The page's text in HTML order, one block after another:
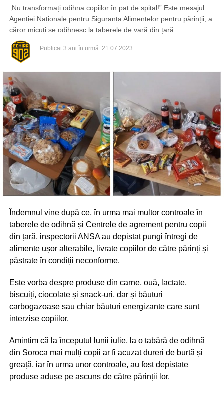
„Nu transformați odihna copiilor în pat de spital!” Este mesajul
Agenției Naționale pentru Siguranța Alimentelor pentru părinții, a
căror micuți se odihnesc la taberele de vară din țară.
Publicat 3 ani în urmă 21.07.2023
Îndemnul vine după ce, în urma mai multor controale în
taberele de odihnă și Centrele de agrement pentru copii
din țară, inspectorii ANSA au depistat pungi întregi de
alimente ușor alterabile, livrate copiilor de către părinți și
păstrate în condiții neconforme.
Este vorba despre produse din carne, ouă, lactate,
biscuiți, ciocolate și snack-uri, dar și băuturi
carbogazoase sau chiar băuturi energizante care sunt
interzise copiilor.
Amintim că la începutul lunii iulie, la o tabără de odihnă
din Soroca mai mulți copii ar fi acuzat dureri de burtă și
greață, iar în urma unor controale, au fost depistate
produse aduse pe ascuns de către părinții lor.